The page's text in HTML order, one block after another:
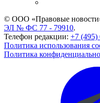
© ООО «Правовые
ЭЛ № ФС 77 - 79910.
Телефон редакции: +7 (495)
Политика использования
Политика